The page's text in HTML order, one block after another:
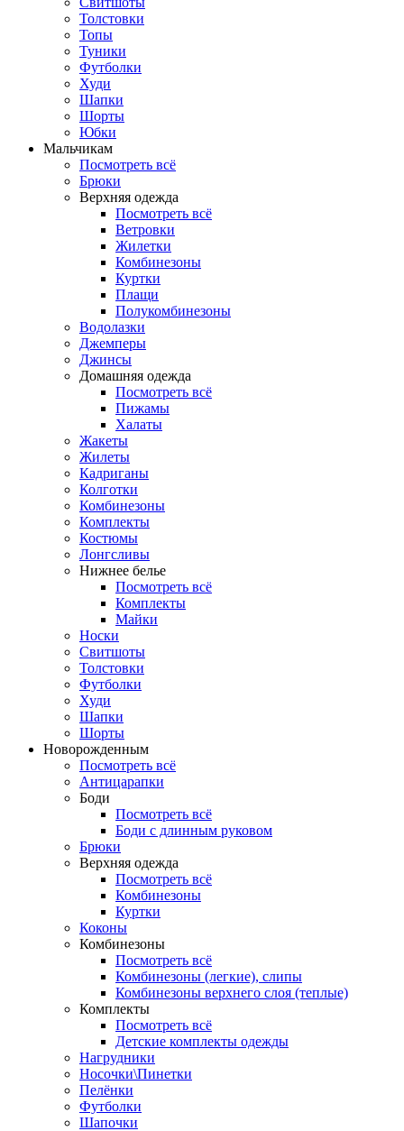
Толстовки
Топы
Туники
Футболки
Худи
Шапки
Шорты
Юбки
Мальчикам
Посмотреть всё
Брюки
Верхняя одежда
Посмотреть всё
Ветровки
Жилетки
Комбинезоны
Куртки
Плащи
Полукомбинезоны
Водолазки
Джемперы
Джинсы
Домашняя одежда
Посмотреть всё
Пижамы
Халаты
Жакеты
Жилеты
Кадриганы
Колготки
Комбинезоны
Комплекты
Костюмы
Лонгсливы
Нижнее белье
Посмотреть всё
Комплекты
Майки
Носки
Свитшоты
Толстовки
Футболки
Худи
Шапки
Шорты
Новорожденным
Посмотреть всё
Антицарапки
Боди
Посмотреть всё
Боди с длинным руковом
Брюки
Верхняя одежда
Посмотреть всё
Комбинезоны
Куртки
Коконы
Комбинезоны
Посмотреть всё
Комбинезоны (легкие), слипы
Комбинезоны верхнего слоя (теплые)
Комплекты
Посмотреть всё
Детские комплекты одежды
Нагрудники
Носочки\Пинетки
Пелёнки
Футболки
Шапочки